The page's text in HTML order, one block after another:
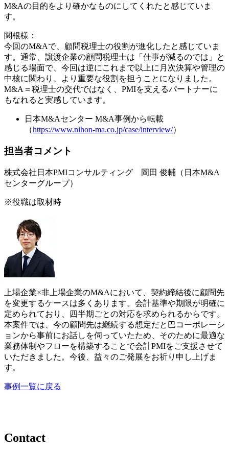
M&Aの目的をより確かなものにしてくれたと感じていま
す。
関根様：
今回のM&Aで、顧問税理士の役割が進化したと感じていま
す。通常、譲渡企業の顧問税理士は「仕事が減るのでは」と
感じる場面で、今回は逆にこれまで以上に月次決算や管理の
中核に関わり、より重要な役割を担うことになりました。
M&A＝税理士の交代ではなく、PMIを支えるパートナーに
もなれると実感しています。
日本M&Aセンター M&A事例から転載
（https://www.nihon-ma.co.jp/case/interview/）
担当者コメント
株式会社日本PMIコンサルティング 岡田 俊輔（日本M&A
センターグループ）
※役職は取材時
上場企業×非上場企業のM&Aにおいて、契約締結後に顧問先
を変更するケースは多くあります。会計基準や期限が明確に
定められており、四半期ごとの対応を求められるからです。
本案件では、今の顧問先は継続する想定だと巴コーポレーシ
ョンから事前にお話しを伺っていたため、そのために最適な
業務体制やフローを構築することで会計PMIをご支援させて
いただきました。今後、益々のご発展をお祈り申し上げま
す。
事例一覧に戻る
Contact